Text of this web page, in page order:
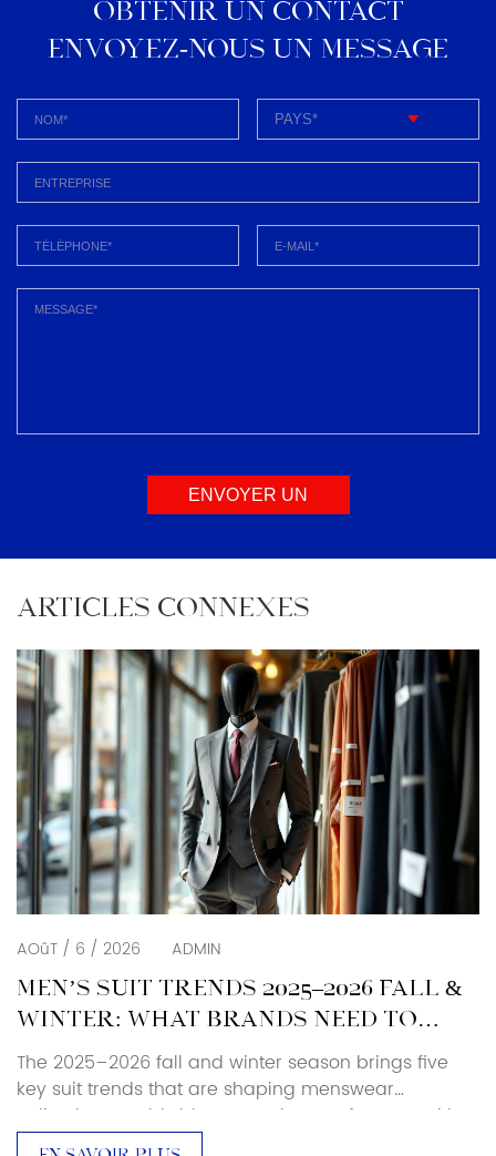
OBTENIR UN CONTACT
ENVOYEZ-NOUS UN MESSAGE
ENVOYER UN
ARTICLES CONNEXES
AOûT / 6 / 2026 ADMIN
MEN’S SUIT TRENDS 2025–2026 FALL &
WINTER: WHAT BRANDS NEED TO
KNOW
The 2025–2026 fall and winter season brings five
key suit trends that are shaping menswear
collections worldwide. As a suit manufacturer with
over 25 years of production experience, Baoxiniao